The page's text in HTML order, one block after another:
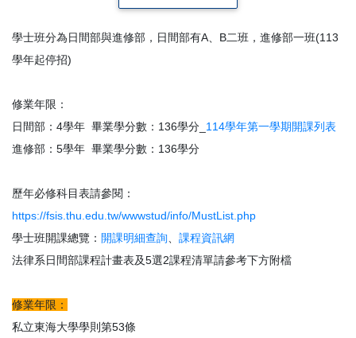
學士班分為日間部與進修部，日間部有A、B二班，進修部一班(113
學年起停招)
修業年限：
日間部：4學年 畢業學分數：136學分_ 114學年第一學期開課列表
進修部：5學年 畢業學分數：136學分
歷年必修科目表請參閱：
https://fsis.thu.edu.tw/wwwstud/info/MustList.php
學士班開課總覽： 開課明細查詢、 課程資訊網
法律系日間部課程計畫表及5選2課程清單請參考下方附檔
修業年限：
私立東海大學學則第53條